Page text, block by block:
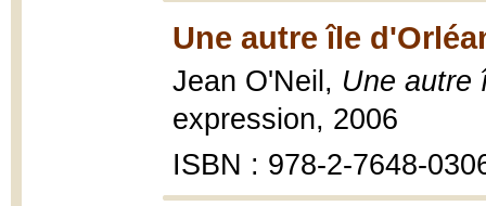
Une autre île
Jean O'Neil, Une autre
expression, 2006
ISBN : 978-2-7648-